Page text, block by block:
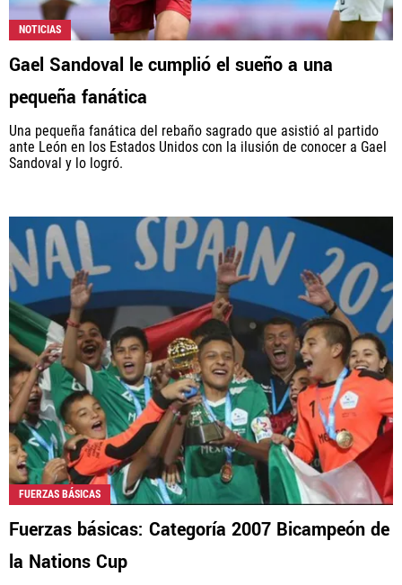
NOTICIAS
Gael Sandoval le cumplió el sueño a una
pequeña fanática
Una pequeña fanática del rebaño sagrado que asistió al partido
ante León en los Estados Unidos con la ilusión de conocer a Gael
Sandoval y lo logró.
FUERZAS BÁSICAS
Fuerzas básicas: Categoría 2007 Bicampeón de
la Nations Cup